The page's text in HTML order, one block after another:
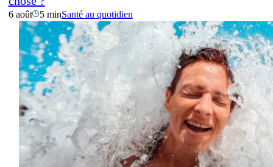
6 août 5 minSanté au quotidien